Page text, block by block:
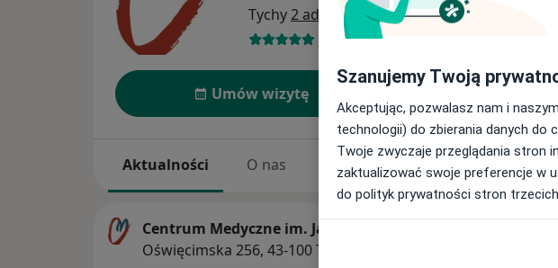
Tychy2 adresy
940 opinii
Umów wizytę
Aktualności O nas Usługi Specjaliści Adresy
Centrum Medyczne im. Janusza Mierzwy sp. z o.o.
Oświęcimska 256, 43-100 Tychy
Szanujemy Twoją
Akceptując, pozwalasz nam i
technologii) do zbierania danych
Twoje zwyczaje przeglądania stron
zaktualizować swoje preferencje w
do polityk prywatności stron